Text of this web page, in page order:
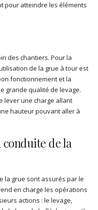
pour atteindre les éléments
des chantiers. Pour la
de la grue à tour est
fonctionnement et la
grande qualité de levage.
lever une charge allant
hauteur pouvant aller à
de la
la grue sont assurés par le
en charge les opérations
actions : le levage,